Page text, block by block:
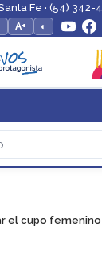
Fe · (54) 342-
A+ ◐
el cupo